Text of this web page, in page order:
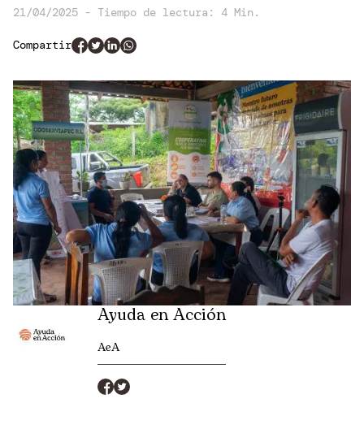
21/04/2025 - Tiempo de lectura: 4 Min.
Compartir
Ayuda en Acción
AeA